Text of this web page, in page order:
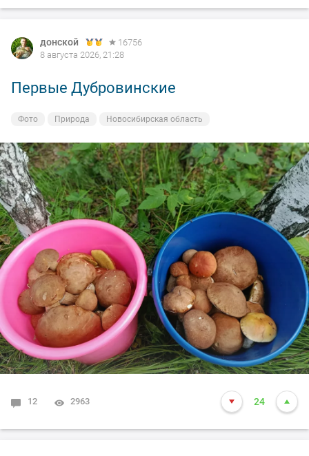
донской
16756
8 августа 2026, 21:28
Первые Дубровинские
Фото Природа Новосибирская область
12 2963 24